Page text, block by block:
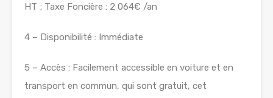
HT ; Taxe Foncière : 2 064€ /an
4 – Disponibilité : Immédiate
5 – Accès : Facilement accessible en voiture et en
transport en commun, qui sont gratuit, cet